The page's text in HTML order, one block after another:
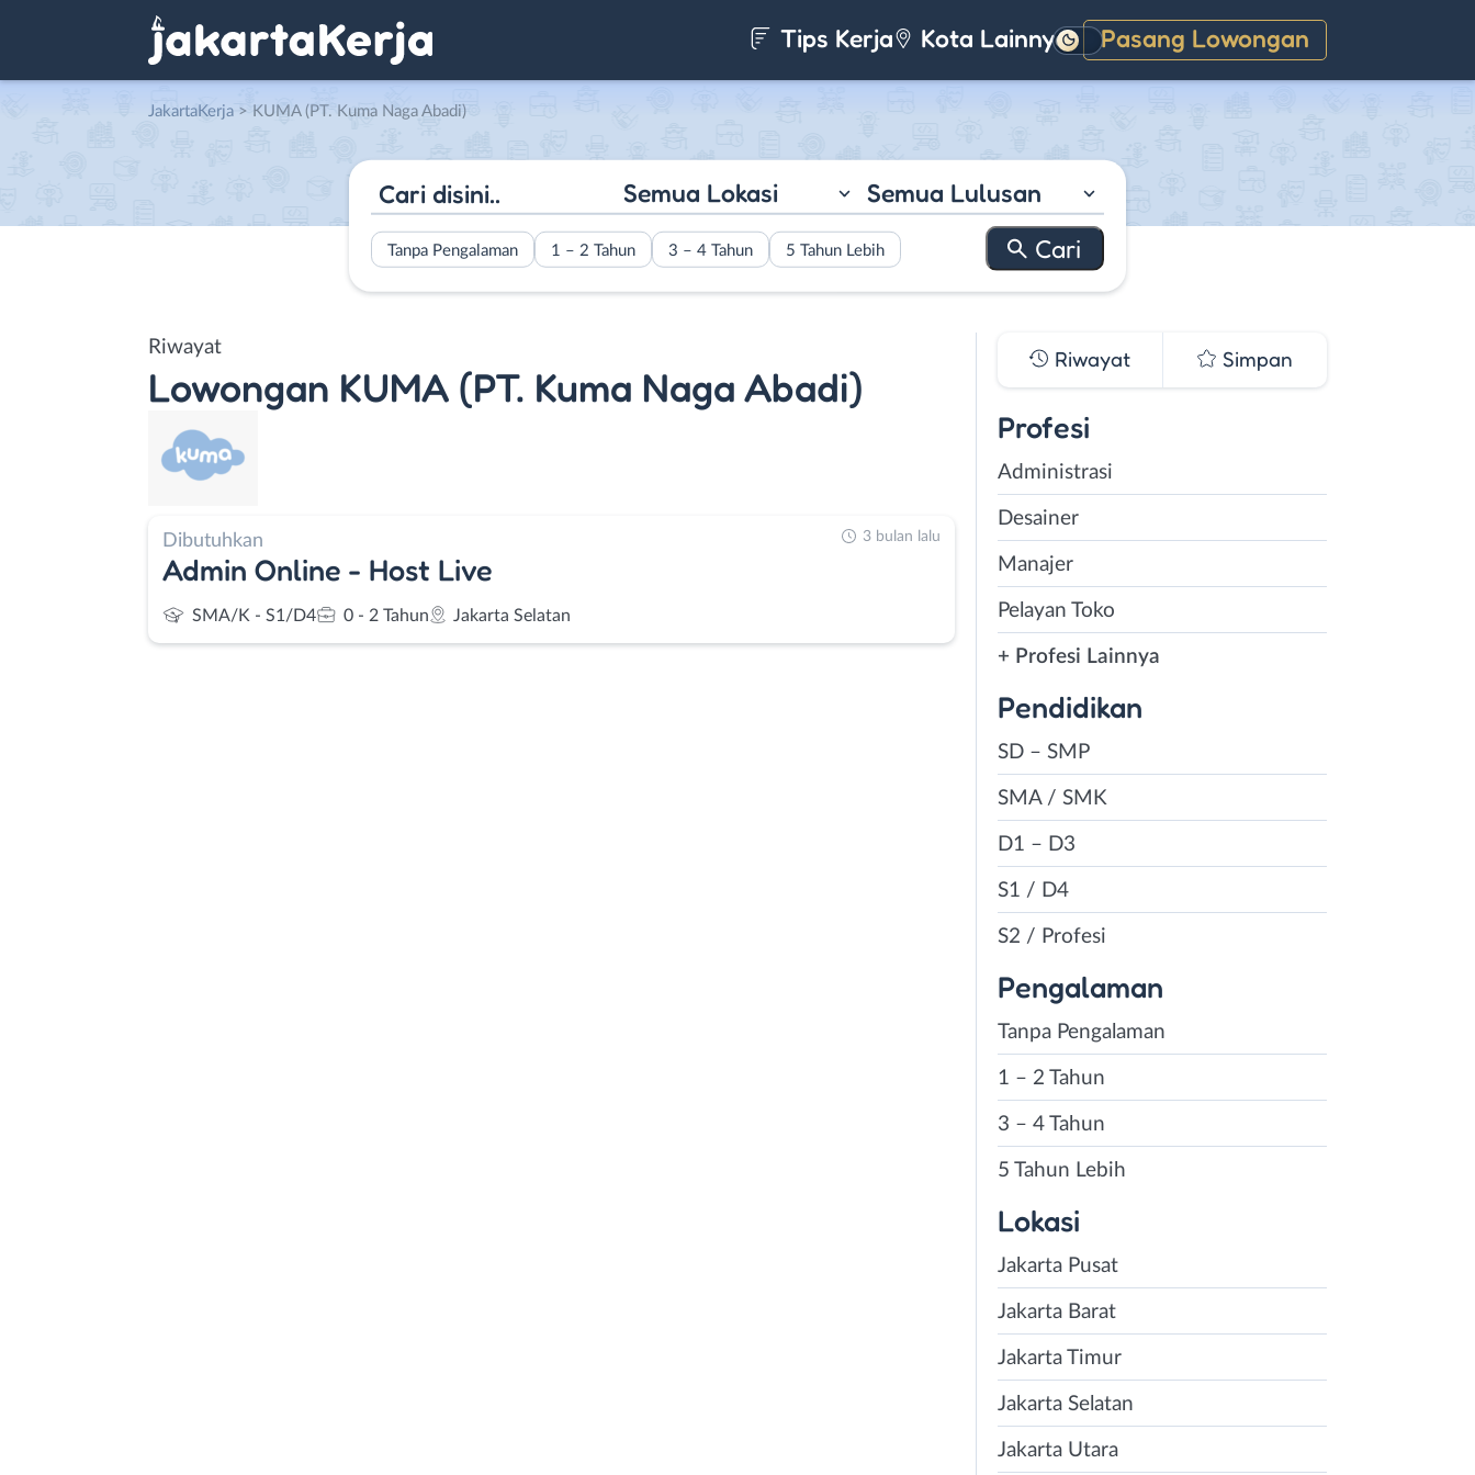
Tips Kerja Kota Lainnya Pasang Lowongan
Gelap
JakartaKerja > KUMA (PT. Kuma Naga Abadi)
Semua Lokasi Semua Lulusan
Tanpa Pengalaman 1 – 2 Tahun 3 – 4 Tahun 5 Tahun Lebih
Riwayat
Lowongan KUMA (PT. Kuma Naga Abadi)
Dibutuhkan
Admin Online - Host Live
SMA/K - S1/D4 0 - 2 Tahun Jakarta Selatan
3 bulan lalu
Riwayat Simpan
Profesi
Administrasi
Desainer
Manajer
Pelayan Toko
+ Profesi Lainnya
Pendidikan
SD – SMP
SMA / SMK
D1 – D3
S1 / D4
S2 / Profesi
Pengalaman
Tanpa Pengalaman
1 – 2 Tahun
3 – 4 Tahun
5 Tahun Lebih
Lokasi
Jakarta Pusat
Jakarta Barat
Jakarta Timur
Jakarta Selatan
Jakarta Utara